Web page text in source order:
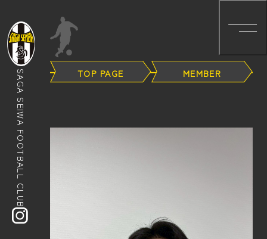
SAGA SEIWA FOOTBALL CLUB TOP PAGE MEMBER